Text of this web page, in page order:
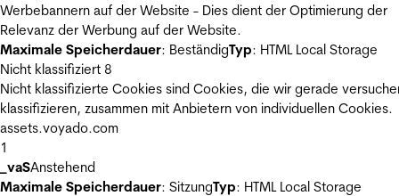
Werbebannern auf der Website - Dies dient der Optimierung der
Relevanz der Werbung auf der Website.
Maximale Speicherdauer: BeständigTyp: HTML Local Storage
Nicht klassifiziert 8
Nicht klassifizierte Cookies sind Cookies, die wir gerade
klassifizieren, zusammen mit Anbietern von individuellen Cookies.
assets.voyado.com
1
_vaSAnstehend
Maximale Speicherdauer: SitzungTyp: HTML Local Storage